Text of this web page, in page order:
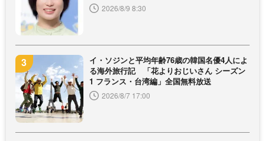
2026/8/9 8:30
イ・ソジンと平均年齢76歳の韓国名優4人によ
る海外旅行記 「花よりおじいさん シーズン
1 フランス・台湾編」全国無料放送
2026/8/7 17:00